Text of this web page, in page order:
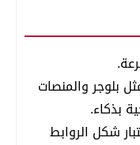
بلوجر والمنصات
بذكاء.
شكل الروابط